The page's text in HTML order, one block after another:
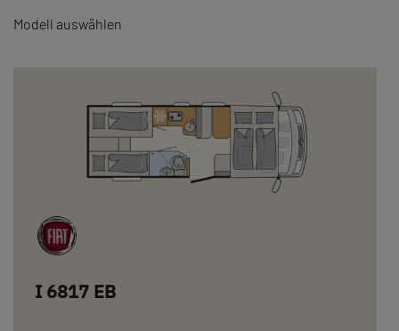
Modell auswählen
I 6817 EB